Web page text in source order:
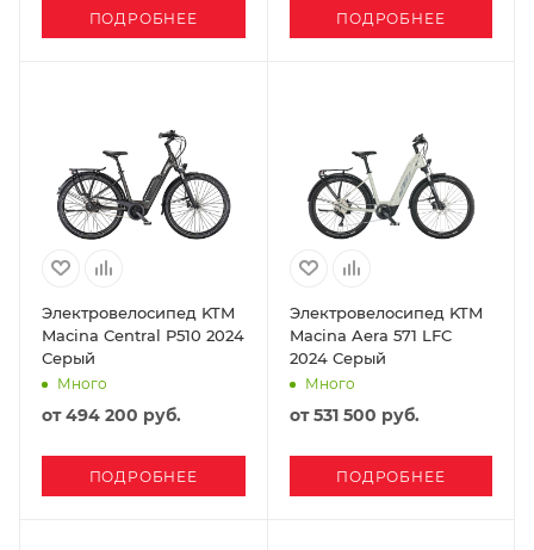
ПОДРОБНЕЕ ПОДРОБНЕЕ
Электровелосипед KTM
Macina Central P510 2024
Серый
Много
от494 200 руб.
ПОДРОБНЕЕ
Электровелосипед KTM
Macina Aera 571 LFC
2024 Серый
Много
от531 500 руб.
ПОДРОБНЕЕ